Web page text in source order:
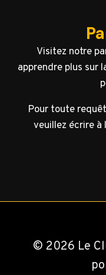
Visitez notre
apprendre plus sur
Pour toute
veuillez écrire à
© 2026 Le